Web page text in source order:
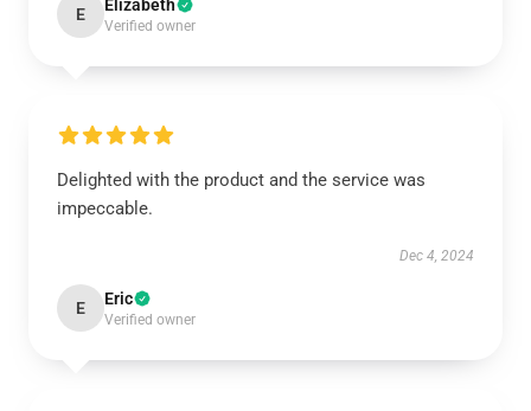
E Elizabeth
Verified owner
Delighted with the product and the service was
impeccable.
Dec 4, 2024
E Eric
Verified owner